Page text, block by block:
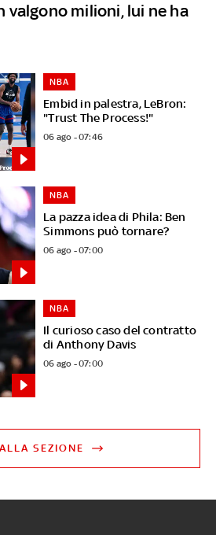
valgono milioni, lui ne ha
Embid in palestra, LeBron:
"Trust The Process!"
NBA
06 ago - 07:46
La pazza idea di Phila: Ben
Simmons può tornare?
NBA
06 ago - 07:00
Il curioso caso del contratto
di Anthony Davis
NBA
06 ago - 07:00
SEZIONE